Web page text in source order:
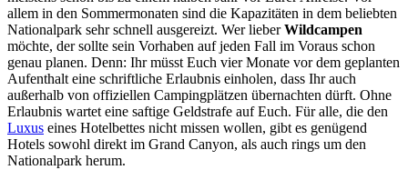
allem in den Sommermonaten sind die Kapazitäten in dem beliebten
Nationalpark sehr schnell ausgereizt. Wer lieberWildcampen
möchte, der sollte sein Vorhaben auf jeden Fall im Voraus schon
genau planen. Denn: Ihr müsst Euch vier Monate vor dem geplanten
Aufenthalt eine schriftliche Erlaubnis einholen, dass Ihr auch
außerhalb von offiziellen Campingplätzen übernachten dürft. Ohne
Erlaubnis wartet eine saftige Geldstrafe auf Euch. Für alle, die den
Luxus eines Hotelbettes nicht missen wollen, gibt es genügend
Hotels sowohl direkt im Grand Canyon, als auch rings um den
Nationalpark herum.